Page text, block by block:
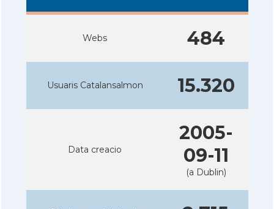
Webs 484
Usuaris Catalansalmon 15.320
Data creacio
2005-
09-11
(a Dublin)